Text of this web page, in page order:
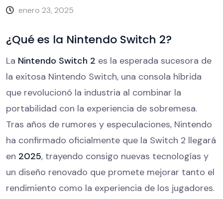
enero 23, 2025
¿Qué es la Nintendo Switch 2?
La Nintendo Switch 2 es la esperada sucesora de
la exitosa Nintendo Switch, una consola híbrida
que revolucionó la industria al combinar la
portabilidad con la experiencia de sobremesa.
Tras años de rumores y especulaciones, Nintendo
ha confirmado oficialmente que la Switch 2 llegará
en 2025, trayendo consigo nuevas tecnologías y
un diseño renovado que promete mejorar tanto el
rendimiento como la experiencia de los jugadores.